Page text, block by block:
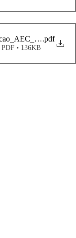
.pdf
PDF • 136KB